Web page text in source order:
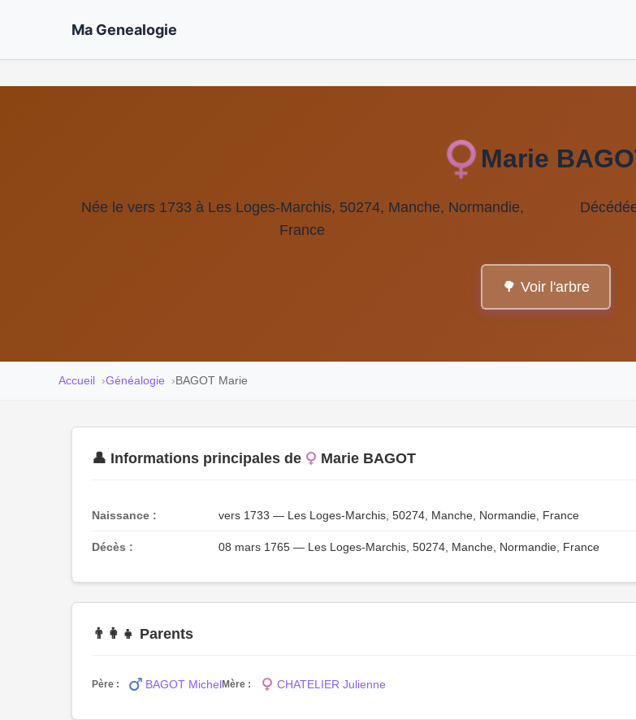
Ma Genealogie
Marie
Née le vers 1733 à Les Loges-Marchis, 50274, Manche, Normandie,
France
🌳 Voir l'arbre
Accueil Généalogie BAGOT Marie
👤 Informations principales de Marie BAGOT
Naissance : vers 1733 — Les Loges-Marchis, 50274, Manche, Normandie, France
Décès : 08 mars 1765 — Les Loges-Marchis, 50274, Manche, Normandie, France
👨‍👩‍👧 Parents
Père : BAGOT MichelMère : CHATELIER Julienne